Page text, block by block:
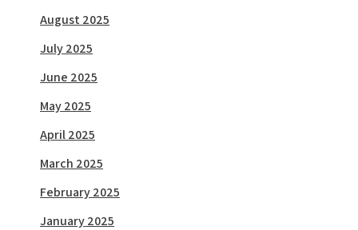
August 2025
July 2025
June 2025
May 2025
April 2025
March 2025
February 2025
January 2025